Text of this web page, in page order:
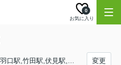
お気に入り
0
変更